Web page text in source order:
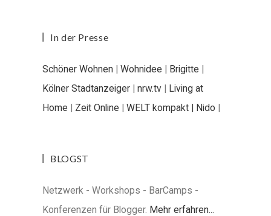
In der Presse
Schöner Wohnen | Wohnidee | Brigitte |
Kölner Stadtanzeiger | nrw.tv | Living at
Home | Zeit Online | WELT kompakt | Nido |
BLOGST
Netzwerk - Workshops - BarCamps -
Konferenzen für Blogger. Mehr erfahren...